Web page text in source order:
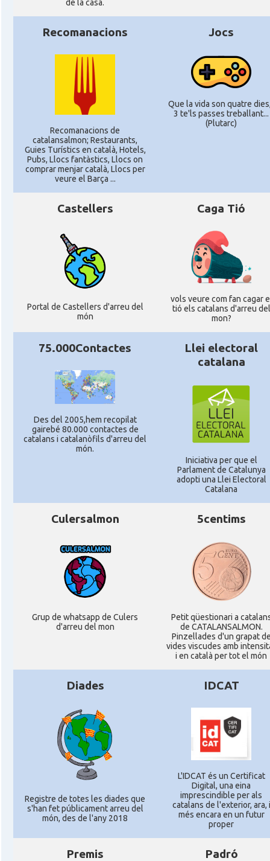
de la casa.
Recomanacions
Recomanacions de
catalansalmon; Restaurants,
Guies Turístics en català, Hotels,
Pubs, Llocs fantàstics, Llocs on
comprar menjar català, Llocs per
veure el Barça ...
Jocs
Que la vida son quatre
3 te'ls passes treballant...
(Plutarc)
Castellers
Portal de Castellers d'arreu del
món
Caga Tió
vols veure com fan cagar
tió els catalans d'arreu del
mon?
75.000Contactes
Des del 2005,hem recopilat
gairebé 80.000 contactes de
catalans i catalanòfils d'arreu del
món.
Llei electoral
catalana
Iniciativa per que el
Parlament de Catalunya
adopti una Llei Electoral
Catalana
Culersalmon
Grup de whatsapp de Culers
d'arreu del mon
5centims
Petit qüestionari a
de CATALANSALMON.
Pinzellades d'un grapat
vides viscudes amb
i en català per tot el món
Diades
Registre de totes les diades que
s'han fet públicament arreu del
món, des de l'any 2018
IDCAT
L'IDCAT és un Certificat
Digital, una eina
imprescindible per als
catalans de l'exterior, ara, i
més encara en un futur
proper
Premis Padró